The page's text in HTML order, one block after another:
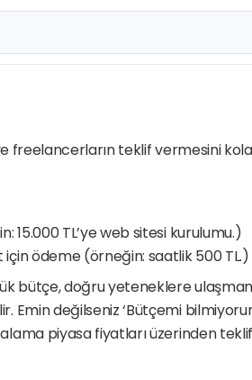
freelancerların teklif vermesini
15.000 TL’ye web sitesi kurulumu.)
için ödeme (örneğin: saatlik 500 TL.)
bütçe, doğru yeteneklere
Emin değilseniz ‘Bütçemi
piyasa fiyatları üzerinden